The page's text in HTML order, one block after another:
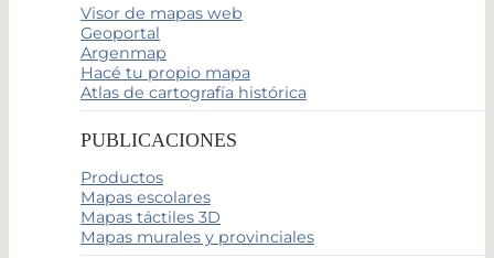
Visor de mapas web
Geoportal
Argenmap
Hacé tu propio mapa
Atlas de cartografía histórica
PUBLICACIONES
Productos
Mapas escolares
Mapas táctiles 3D
Mapas murales y provinciales